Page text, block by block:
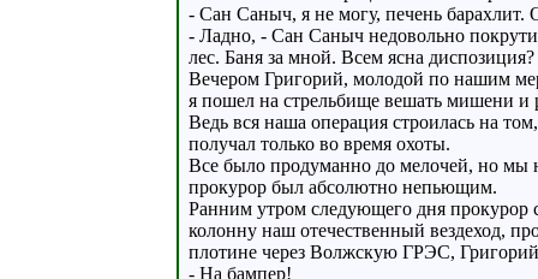
- Сан Саныч, я не могу, печень барахлит.
- Ладно, - Сан Саныч недовольно
лес. Баня за мной. Всем ясна диспозиция?
Вечером Григорий, молодой по нашим
я пошел на стрельбище вешать мишени и
Ведь вся наша операция строилась на
получал только во время охоты.
Все было продуманно до мелочей, но мы
прокурор был абсолютно непьющим.
Ранним утром следующего дня прокурор
колонну наш отечественный вездеход,
плотине через Волжскую ГРЭС,
- На бампер!